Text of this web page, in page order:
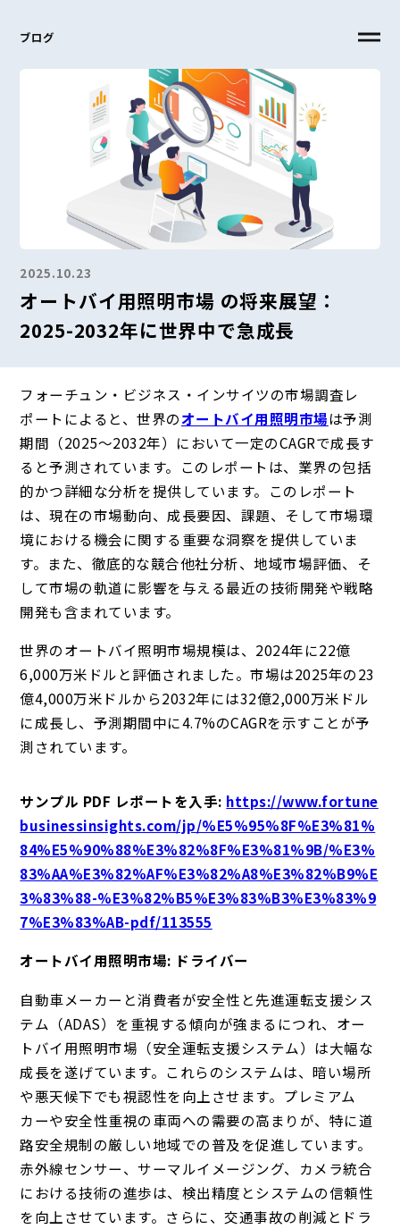
ブログ
2025.10.23
オートバイ用照明市場 の将来展望：
2025-2032年に世界中で急成長
フォーチュン・ビジネス・インサイツの市場調査レ
ポートによると、世界のオートバイ用照明市場は予測
期間（2025～2032年）において一定のCAGRで成長す
ると予測されています。このレポートは、業界の包括
的かつ詳細な分析を提供しています。このレポート
は、現在の市場動向、成長要因、課題、そして市場環
境における機会に関する重要な洞察を提供していま
す。また、徹底的な競合他社分析、地域市場評価、そ
して市場の軌道に影響を与える最近の技術開発や戦略
開発も含まれています。
世界のオートバイ照明市場規模は、2024年に22億
6,000万米ドルと評価されました。市場は2025年の23
億4,000万米ドルから2032年には32億2,000万米ドル
に成長し、予測期間中に4.7%のCAGRを示すことが予
測されています。
サンプル PDF レポートを入手: https://www.fortune
businessinsights.com/jp/%E5%95%8F%E3%81%
84%E5%90%88%E3%82%8F%E3%81%9B/%E3%
83%AA%E3%82%AF%E3%82%A8%E3%82%B9%E
3%83%88-%E3%82%B5%E3%83%B3%E3%83%9
7%E3%83%AB-pdf/113555
オートバイ用照明市場: ドライバー
自動車メーカーと消費者が安全性と先進運転支援シス
テム（ADAS）を重視する傾向が強まるにつれ、オー
トバイ用照明市場（安全運転支援システム）は大幅な
成長を遂げています。これらのシステムは、暗い場所
や悪天候下でも視認性を向上させます。プレミアム
カーや安全性重視の車両への需要の高まりが、特に道
路安全規制の厳しい地域での普及を促進しています。
赤外線センサー、サーマルイメージング、カメラ統合
における技術の進歩は、検出精度とシステムの信頼性
を向上させています。さらに、交通事故の削減とドラ